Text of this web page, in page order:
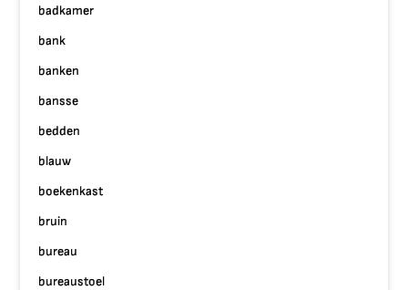
badkamer
bank
banken
bansse
bedden
blauw
boekenkast
bruin
bureau
bureaustoel